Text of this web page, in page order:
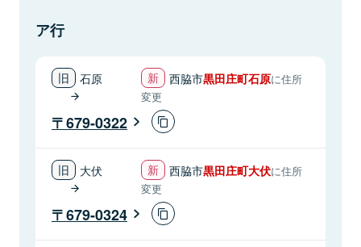
ア行
石原 西脇市黒田庄町石原に住所
変更
679-0322
大伏 西脇市黒田庄町大伏に住所
変更
679-0324